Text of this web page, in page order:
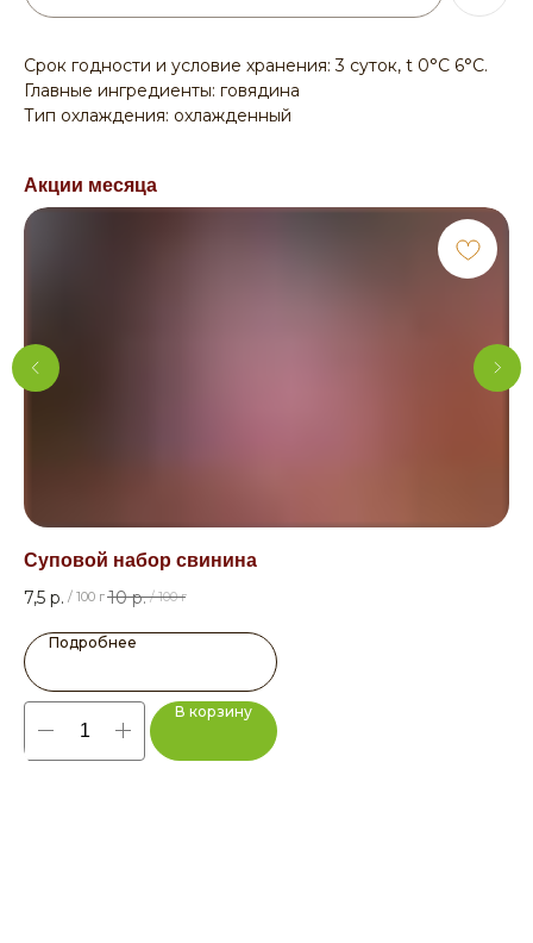
Срок годности и условие хранения: 3 суток, t 0°С 6°С.
Главные ингредиенты: говядина
Тип охлаждения: охлажденный
Акции месяца
Суповой набор свинина
7,5 р. / 100 г 10 р. / 100 г
Подробнее
В корзину